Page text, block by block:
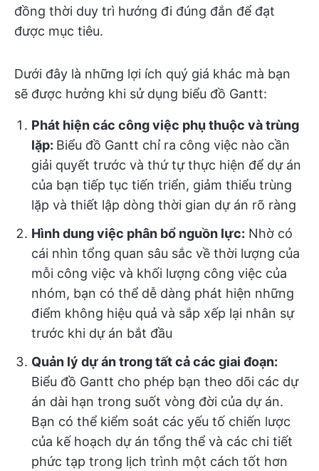
đồng thời duy trì hướng đi đúng đắn để đạt
được mục tiêu.
Dưới đây là những lợi ích quý giá khác mà bạn
sẽ được hưởng khi sử dụng biểu đồ Gantt:
Phát hiện các công việc phụ thuộc và trùng
lặp: Biểu đồ Gantt chỉ ra công việc nào cần
giải quyết trước và thứ tự thực hiện để dự án
của bạn tiếp tục tiến triển, giảm thiểu trùng
lặp và thiết lập dòng thời gian dự án rõ ràng
Hình dung việc phân bổ nguồn lực: Nhờ có
cái nhìn tổng quan sâu sắc về thời lượng của
mỗi công việc và khối lượng công việc của
nhóm, bạn có thể dễ dàng phát hiện những
điểm không hiệu quả và sắp xếp lại nhân sự
trước khi dự án bắt đầu
Quản lý dự án trong tất cả các giai đoạn:
Biểu đồ Gantt cho phép bạn theo dõi các dự
án dài hạn trong suốt vòng đời của dự án.
Bạn có thể kiểm soát các yếu tố chiến lược
của kế hoạch dự án tổng thể và các chi tiết
phức tạp trong lịch trình một cách tốt hơn